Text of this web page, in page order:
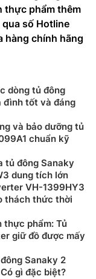
thực phẩm thêm
số Hotline
hàng chính hãng
dòng tủ đông
đình tốt và đáng
và bảo dưỡng tủ
chuẩn kỹ
tủ đông Sanaky
dung tích lớn
VH-1399HY3
thách thức thời
thực phẩm: Tủ
giữ đồ được mấy
Sanaky 2
gì đặc biệt?